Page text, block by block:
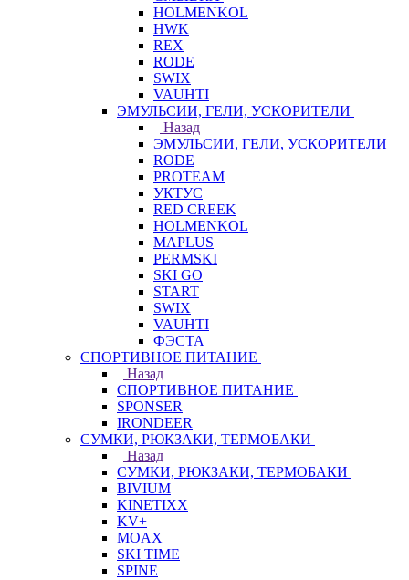
HOLMENKOL
HWK
REX
RODE
SWIX
VAUHTI
ЭМУЛЬСИИ, ГЕЛИ, УСКОРИТЕЛИ
Назад
ЭМУЛЬСИИ, ГЕЛИ, УСКОРИТЕЛИ
RODE
PROTEAM
УКТУС
RED CREEK
HOLMENKOL
MAPLUS
PERMSKI
SKI GO
START
SWIX
VAUHTI
ФЭСТА
СПОРТИВНОЕ ПИТАНИЕ
Назад
СПОРТИВНОЕ ПИТАНИЕ
SPONSER
IRONDEER
СУМКИ, РЮКЗАКИ, ТЕРМОБАКИ
Назад
СУМКИ, РЮКЗАКИ, ТЕРМОБАКИ
BIVIUM
KINETIXX
KV+
MOAX
SKI TIME
SPINE